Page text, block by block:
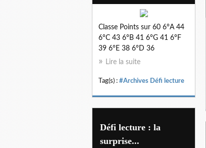
Classe Points sur 60 6°A 44
6°C 43 6°B 41 6°G 41 6°F
39 6°E 38 6°D 36
Lire la suite
Tag(s) : #Archives Défi lecture
Défi lecture : la
surprise...